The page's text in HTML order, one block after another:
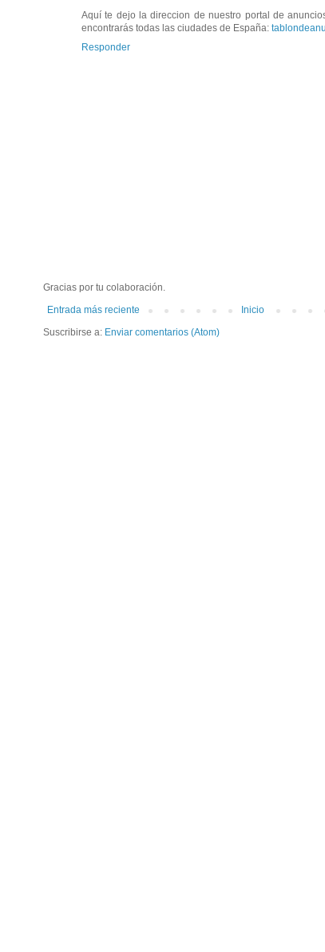
Aquí te dejo la direccion de nuestro portal de
encontrarás todas las ciudades de España:
Responder
Gracias por tu colaboración.
Entrada más reciente
Inicio
Suscribirse a: Enviar comentarios (Atom)